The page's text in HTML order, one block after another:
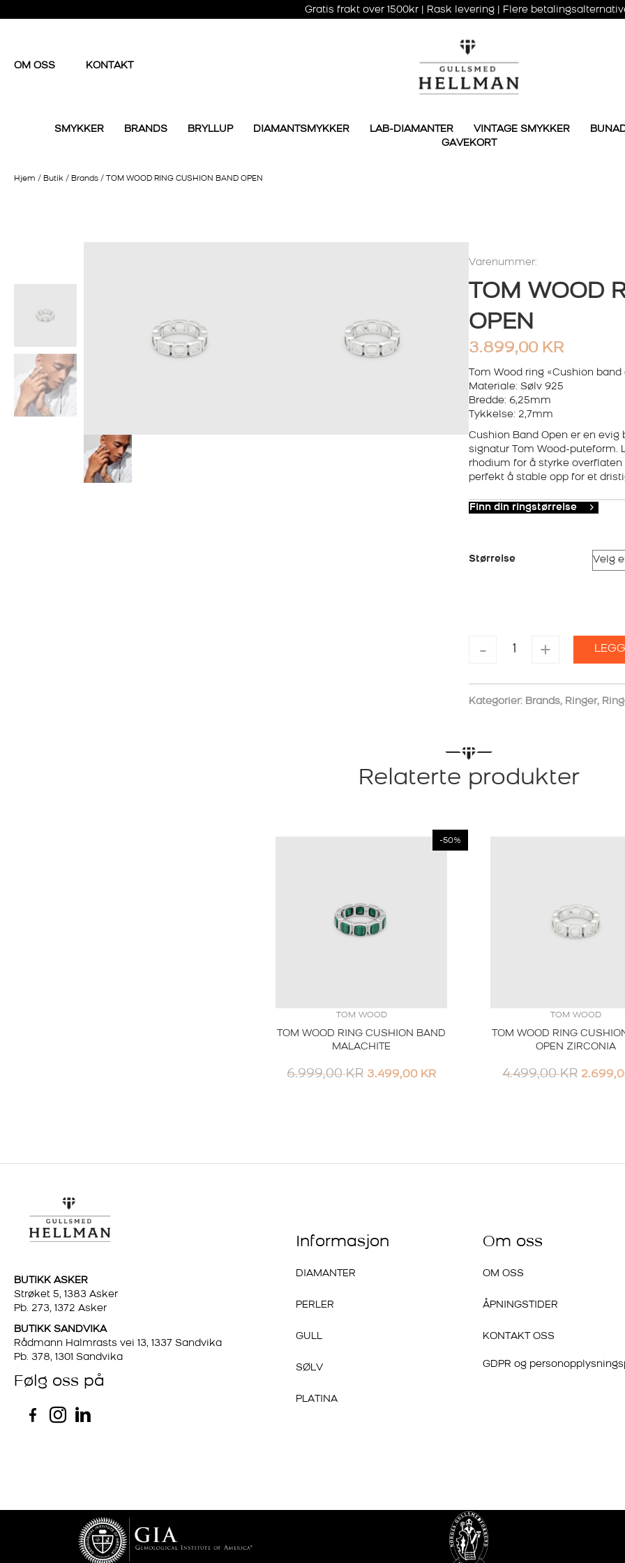
Gratis frakt over 1500kr | Rask levering | Flere
OM OSS KONTAKT
SMYKKER BRANDS BRYLLUP DIAMANTSMYKKER LAB-DIAMANTER VINTAGE SMYKKER
GAVEKORT
Hjem / Butik / Brands / TOM WOOD RING CUSHION BAND OPEN
Varenummer:
TOM WOOD
OPEN
3.899,00 KR
Tom Wood ring «Cushion band
Materiale: Sølv 925
Bredde: 6,25mm
Tykkelse: 2,7mm
Cushion Band Open er en
signatur Tom Wood-puteform.
rhodium for å styrke
perfekt å stable opp for et
Finn din ringstørrelse
Størrelse
-
TOM
WOOD
CUSHION
BAND
+
Kategorier: Brands, Ringer,
Relaterte produkter
-50%
TOM WOOD
TOM WOOD RING CUSHION BAND
MALACHITE
6.999,00KR OPPRINNELIG
3.499,00 KRNÅVÆRENDE
TOM WOOD
TOM WOOD RING
OPEN ZIRCONIA
4.499,00KR
BUTIKK ASKER
Strøket 5, 1383 Asker
Pb. 273, 1372 Asker
BUTIKK SANDVIKA
Rådmann Halmrasts vei 13, 1337 Sandvika
Pb. 378, 1301 Sandvika
Følg oss på
Informasjon
DIAMANTER
PERLER
GULL
SØLV
PLATINA
Om oss
OM OSS
ÅPNINGSTIDER
KONTAKT OSS
GDPR og